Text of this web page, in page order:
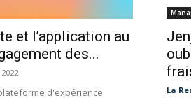
et l’application au
des...
d'expérience
La